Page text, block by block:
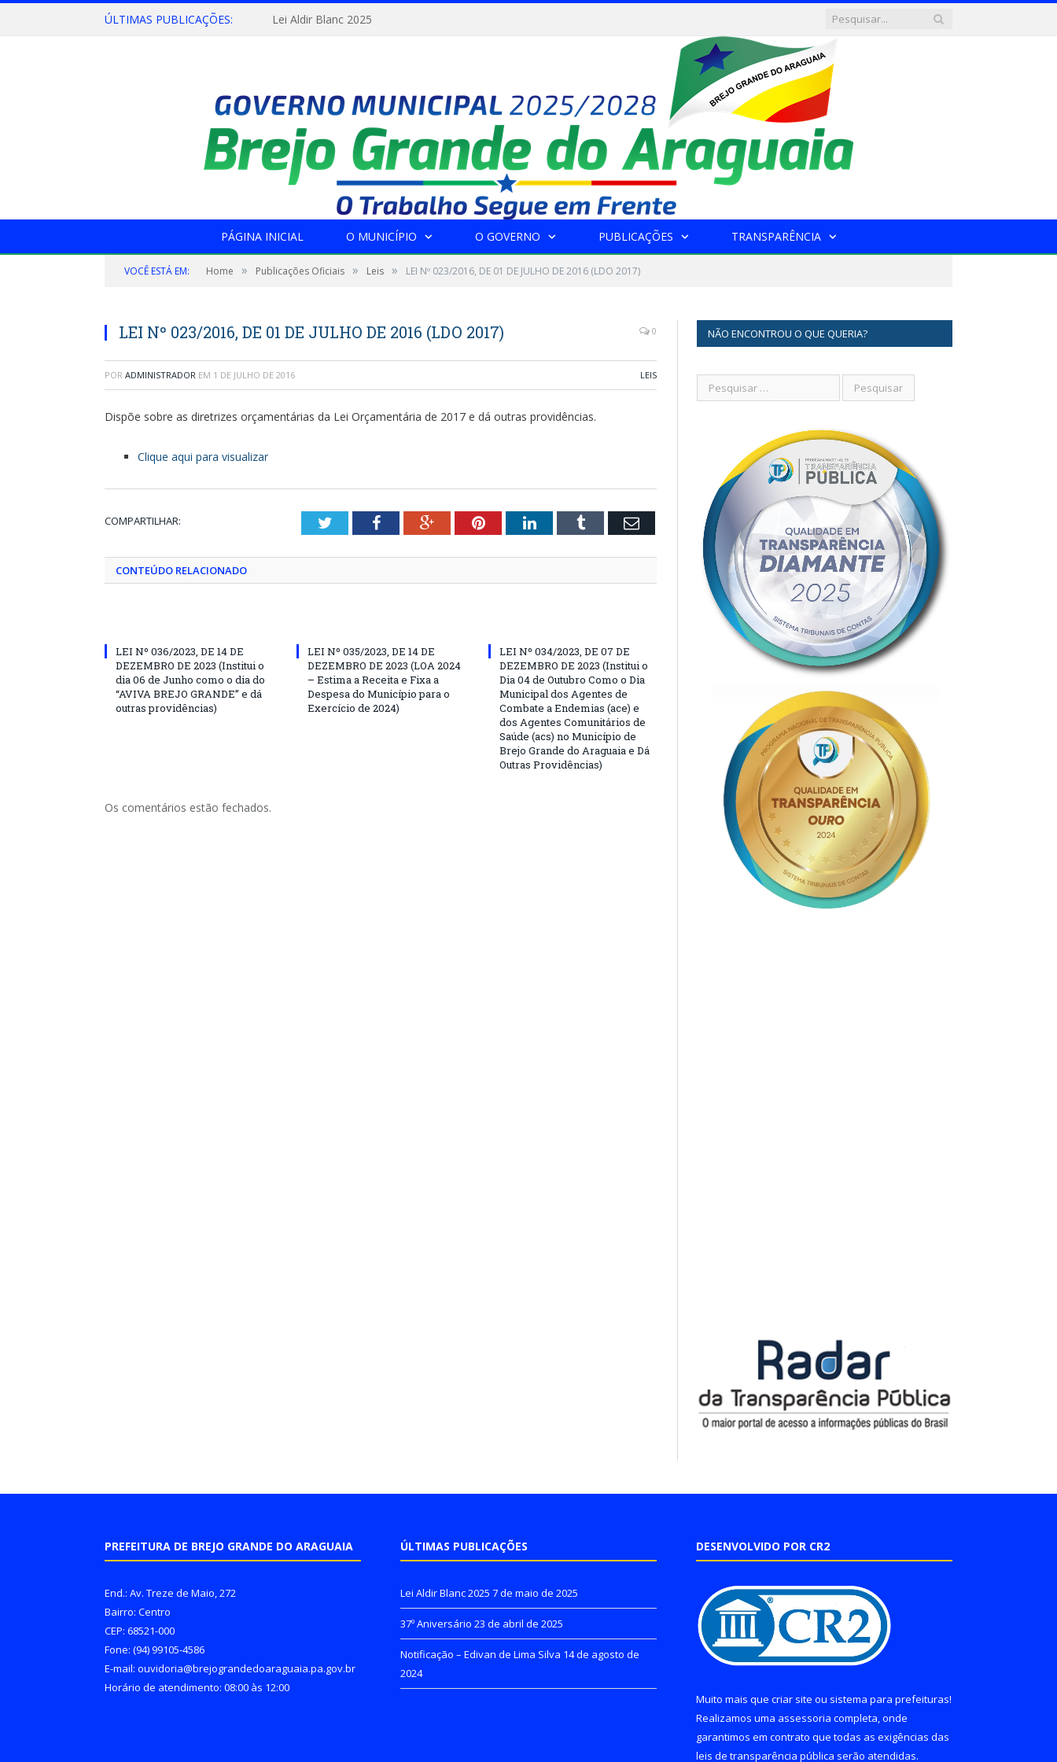
ÚLTIMAS PUBLICAÇÕES: Lei Aldir Blanc 2025
PÁGINA INICIAL O MUNICÍPIO O GOVERNO PUBLICAÇÕES TRANSPARÊNCIA
VOCÊ ESTÁ EM: Home » Publicações Oficiais » Leis » LEI Nº 023/2016, DE 01 DE JULHO DE 2016 (LDO 2017)
LEI Nº 023/2016, DE 01 DE JULHO DE 2016 (LDO 2017) 0
POR ADMINISTRADOR EM 1 DE JULHO DE 2016 LEIS
Dispõe sobre as diretrizes orçamentárias da Lei Orçamentária de 2017 e dá outras providências.
Clique aqui para visualizar
COMPARTILHAR: TwitterFacebookGoogle+PinterestLinkedInTumblr Email
CONTEÚDO RELACIONADO
LEI Nº 036/2023, DE 14 DE
DEZEMBRO DE 2023 (Institui o
dia 06 de Junho como o dia do
“AVIVA BREJO GRANDE” e dá
outras providências)
LEI Nº 035/2023, DE 14 DE
DEZEMBRO DE 2023 (LOA 2024
– Estima a Receita e Fixa a
Despesa do Município para o
Exercício de 2024)
LEI Nº 034/2023, DE 07 DE
DEZEMBRO DE 2023 (Institui o
Dia 04 de Outubro Como o Dia
Municipal dos Agentes de
Combate a Endemias (ace) e
dos Agentes Comunitários de
Saúde (acs) no Município de
Brejo Grande do Araguaia e Dá
Outras Providências)
Os comentários estão fechados.
NÃO ENCONTROU O QUE QUERIA?
PREFEITURA DE BREJO GRANDE DO ARAGUAIA
End.: Av. Treze de Maio, 272
Bairro: Centro
CEP: 68521-000
Fone: (94) 99105-4586
E-mail: ouvidoria@brejograndedoaraguaia.pa.gov.br
Horário de atendimento: 08:00 às 12:00
ÚLTIMAS PUBLICAÇÕES
Lei Aldir Blanc 2025 7 de maio de 2025
37º Aniversário 23 de abril de 2025
Notificação – Edivan de Lima Silva 14 de agosto de
2024
DESENVOLVIDO POR CR2
Muito mais que criar site ou sistema para prefeituras!
Realizamos uma assessoria completa, onde
garantimos em contrato que todas as exigências das
leis de transparência pública serão atendidas.